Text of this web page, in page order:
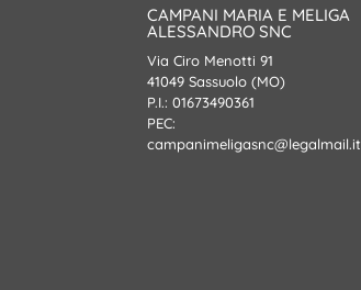
CAMPANI MARIA E MELIGA
ALESSANDRO SNC
Via Ciro Menotti 91
41049 Sassuolo (MO)
P.I.: 01673490361
PEC:
campanimeligasnc@legalmail.it